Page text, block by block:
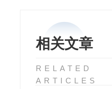
相关文章
RELATED
ARTICLES